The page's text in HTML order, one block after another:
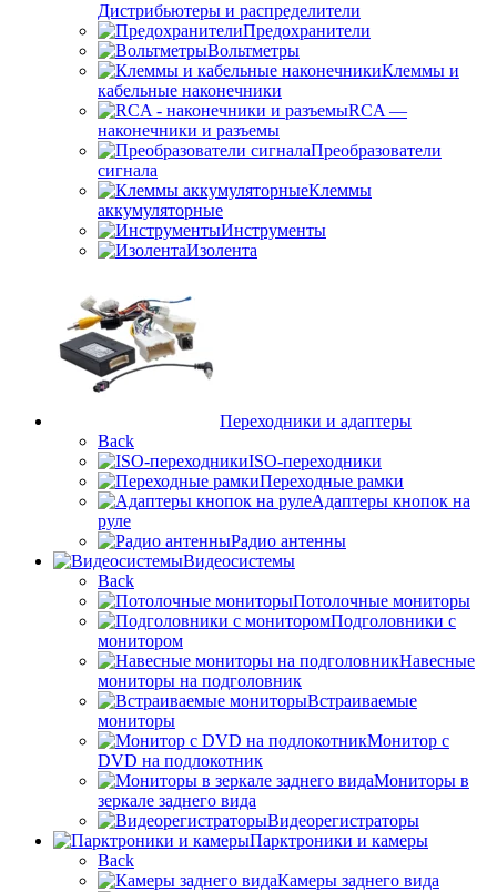
Дистрибьютеры и распределители
Предохранители
Вольтметры
Клеммы и
кабельные наконечники
RCA —
наконечники и разъемы
Преобразователи
сигнала
Клеммы
аккумуляторные
Инструменты
Изолента
Переходники и адаптеры
Back
ISO-переходники
Переходные рамки
Адаптеры кнопок на
руле
Радио антенны
Видеосистемы
Back
Потолочные мониторы
Подголовники с
монитором
Навесные
мониторы на подголовник
Встраиваемые
мониторы
Монитор с
DVD на подлокотник
Мониторы в
зеркале заднего вида
Видеорегистраторы
Парктроники и камеры
Back
Камеры заднего вида